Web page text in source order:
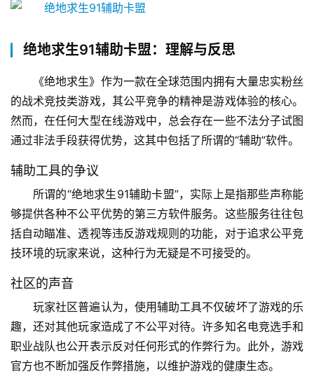
绝地求生91辅助卡盟：理解与反思
《绝地求生》作为一款在全球范围内拥有大量忠实粉丝
的战术竞技类游戏，其公平竞争的精神是游戏体验的核心。
然而，在任何大型在线游戏中，总会存在一些不法分子试图
通过非法手段获得优势，这其中包括了所谓的“辅助”软件。
辅助工具的争议
所谓的“绝地求生91辅助卡盟”，实际上是指那些声称能
够提供各种不公平优势的第三方软件服务。这些服务往往包
括自动瞄准、透视等违反游戏规则的功能，对于追求公平竞
技环境的玩家来说，这种行为无疑是不可接受的。
社区的声音
玩家社区普遍认为，使用辅助工具不仅破坏了游戏的乐
趣，还对其他玩家造成了不公平对待。许多知名电竞选手和
职业战队也公开表示反对任何形式的作弊行为。此外，游戏
官方也不断加强反作弊措施，以维护游戏的健康生态。